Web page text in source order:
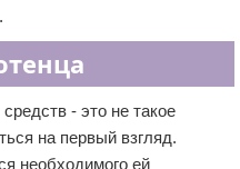
- это не такое
на первый взгляд.
необходимого ей